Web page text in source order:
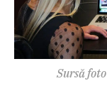
Sursă foto